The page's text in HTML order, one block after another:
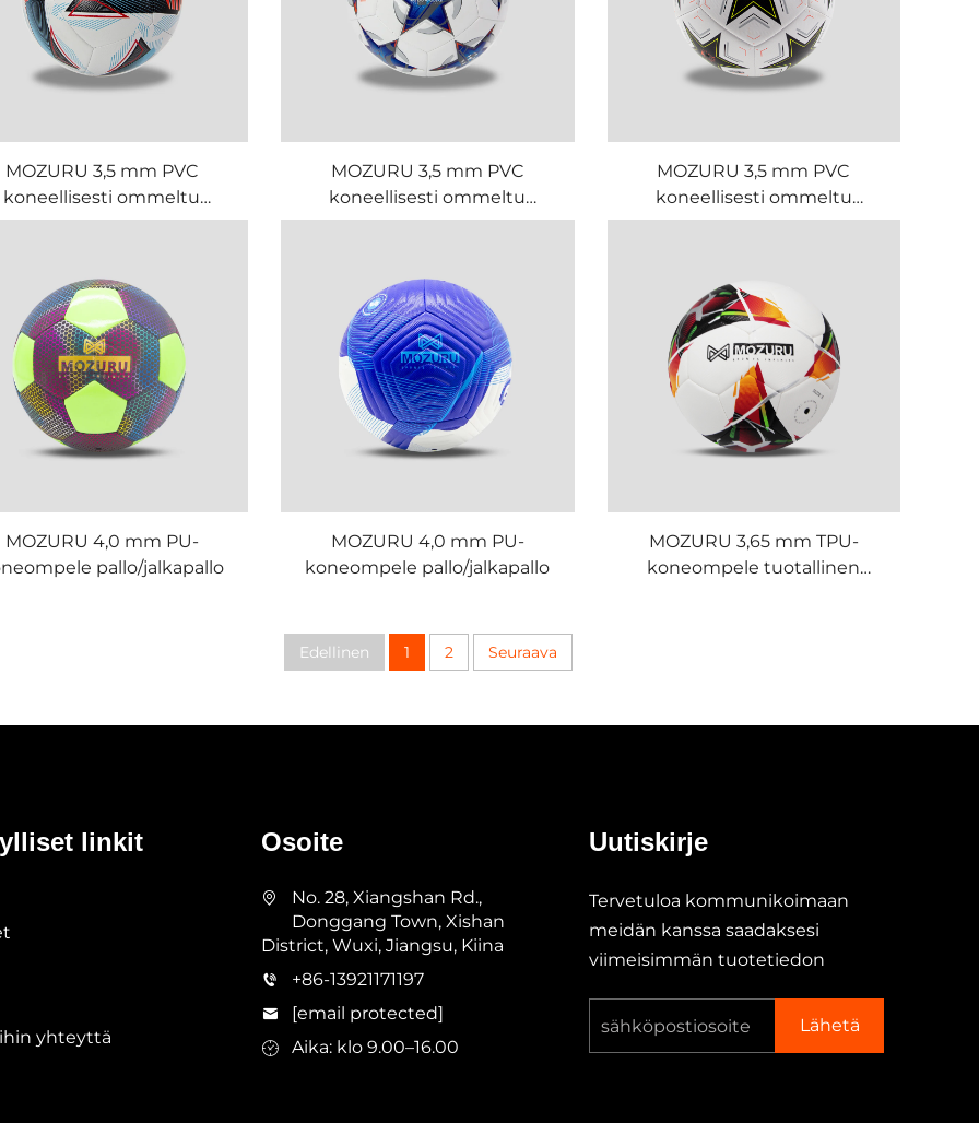
MOZURU 3,5 mm PVC
koneellisesti ommeltu
jalkapallo
MOZURU 3,5 mm PVC
koneellisesti ommeltu
jalkapallo
MOZURU 3,5 mm PVC
koneellisesti ommeltu
jalkapallo
MOZURU 4,0 mm PU-
pallo/jalkapallo
MOZURU 4,0 mm PU-
koneompele pallo/jalkapallo
MOZURU 3,65 mm TPU-
koneompele tuotallinen
Edellinen 1 2 Seuraava
linkit
yhteyttä
Osoite
No. 28, Xiangshan Rd.,
Donggang Town, Xishan
District, Wuxi, Jiangsu, Kiina
+86-13921171197
[email protected]
Aika: klo 9.00–16.00
Uutiskirje
Tervetuloa kommunikoimaan
meidän kanssa saadaksesi
viimeisimmän tuotetiedon
Lähetä